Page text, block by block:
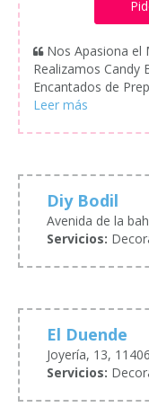
Nos Apasiona el
Realizamos Candy
Encantados de
Diy Bodil
Avenida de la
Servicios:
El Duende
Joyería, 13,
Servicios: